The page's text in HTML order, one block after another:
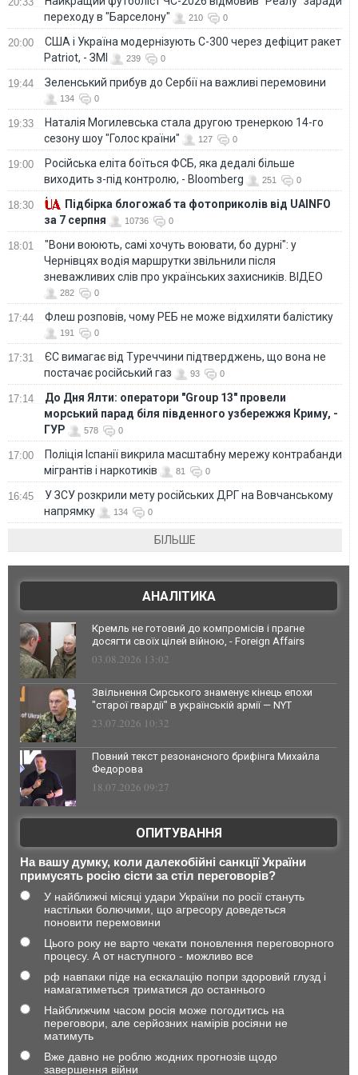
переходу в "Барселону"
210 0
20:00
США і Україна модернізують С-300 через дефіцит ракет
Patriot, - ЗМІ
239 0
19:44 Зеленський прибув до Сербії на важливі перемовини
134 0
19:33
Наталія Могилевська стала другою тренеркою 14-го
сезону шоу "Голос країни"
127 0
19:00
Російська еліта боїться ФСБ, яка дедалі більше
виходить з-під контролю, - Bloomberg
251 0
18:30
Підбірка блогожаб та фотоприколів від UAINFO
за 7 серпня
10736 0
18:01
"Вони воюють, самі хочуть воювати, бо дурні": у
Чернівцях водія маршрутки звільнили після
зневажливих слів про українських захисників. ВІДЕО
282 0
17:44 Флеш розповів, чому РЕБ не може відхиляти балістику
191 0
17:31
ЄС вимагає від Туреччини підтверджень, що вона не
постачає російський газ
93 0
17:14
До Дня Ялти: оператори "Group 13" провели
морський парад біля південного узбережжя Криму, -
ГУР
578 0
17:00
Поліція Іспанії викрила масштабну мережу контрабанди
мігрантів і наркотиків
81 0
16:45
У ЗСУ розкрили мету російських ДРГ на Вовчанському
напрямку
134 0
БІЛЬШЕ
АНАЛІТИКА
Кремль не готовий до компромісів і прагне
досягти своїх цілей війною, - Foreign Affairs
03.08.2026 13:02
Звільнення Сирського знаменує кінець епохи
"старої гвардії" в українській армії — NYT
23.07.2026 10:32
Повний текст резонансного брифінга Михайла
Федорова
18.07.2026 09:27
ОПИТУВАННЯ
На вашу думку, коли далекобійні санкції України
примусять росію сісти за стіл переговорів?
У найближчі місяці удари України по росії стануть
настільки болючими, що агресору доведеться
поновити перемовини
Цього року не варто чекати поновлення переговорного
процесу. А от наступного - можливо все
рф навпаки піде на ескалацію попри здоровий глузд і
намагатиметься триматися до останнього
Найближчим часом росія може погодитись на
переговори, але серйозних намірів росіяни не
матимуть
Вже давно не роблю жодних прогнозів щодо
завершення війни